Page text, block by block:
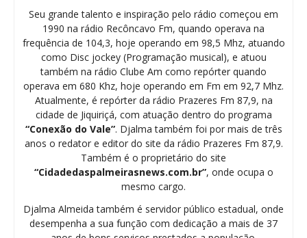
Seu grande talento e inspiração pelo rádio começou em
1990 na rádio Recôncavo Fm, quando operava na
frequência de 104,3, hoje operando em 98,5 Mhz, atuando
como Disc jockey (Programação musical), e atuou
também na rádio Clube Am como repórter quando
operava em 680 Khz, hoje operando em Fm em 92,7 Mhz.
Atualmente, é repórter da rádio Prazeres Fm 87,9, na
cidade de Jiquiriçá, com atuação dentro do programa
“Conexão do Vale”. Djalma também foi por mais de três
anos o redator e editor do site da rádio Prazeres Fm 87,9.
Também é o proprietário do site
“Cidadedaspalmeirasnews.com.br”, onde ocupa o
mesmo cargo.
Djalma Almeida também é servidor público estadual, onde
desempenha a sua função com dedicação a mais de 37